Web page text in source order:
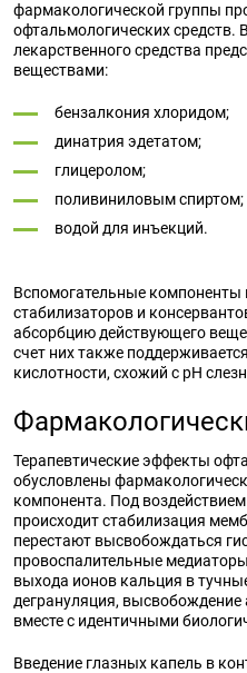
фармакологической группы
офтальмологических средств.
лекарственного средства
веществами:
бензалкония хлоридом;
динатрия эдетатом;
глицеролом;
поливиниловым спиртом;
водой для инъекций.
Вспомогательные
стабилизаторов и
абсорбцию действующего
счет них также
кислотности, схожий с pH
Терапевтические эффекты
обусловлены
компонента. Под
происходит стабилизация
перестают высвобождаться
провоспалительные
выхода ионов кальция в
дегрануляция, высвобождение
вместе с идентичными
Введение глазных капель в